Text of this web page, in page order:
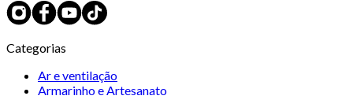
Categorias
Ar e ventilação
Armarinho e Artesanato